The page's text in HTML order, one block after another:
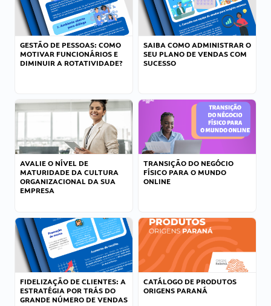
GESTÃO DE PESSOAS: COMO
MOTIVAR FUNCIONÁRIOS E
DIMINUIR A ROTATIVIDADE?
SAIBA COMO ADMINISTRAR O
SEU PLANO DE VENDAS COM
SUCESSO
AVALIE O NÍVEL DE
MATURIDADE DA CULTURA
ORGANIZACIONAL DA SUA
EMPRESA
TRANSIÇÃO DO NEGÓCIO
FÍSICO PARA O MUNDO
ONLINE
FIDELIZAÇÃO DE CLIENTES: A
ESTRATÉGIA POR TRÁS DO
GRANDE NÚMERO DE VENDAS
CATÁLOGO DE PRODUTOS
ORIGENS PARANÁ